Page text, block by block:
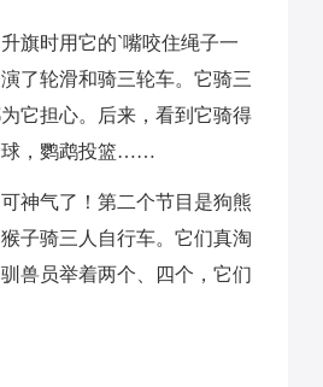
旗时用它的`嘴咬住绳子一
了轮滑和骑三轮车。它骑三
它担心。后来，看到它骑得
球，鹦鹉投篮……
神气了！第二个节目是狗熊
子骑三人自行车。它们真淘
兽员举着两个、四个，它们